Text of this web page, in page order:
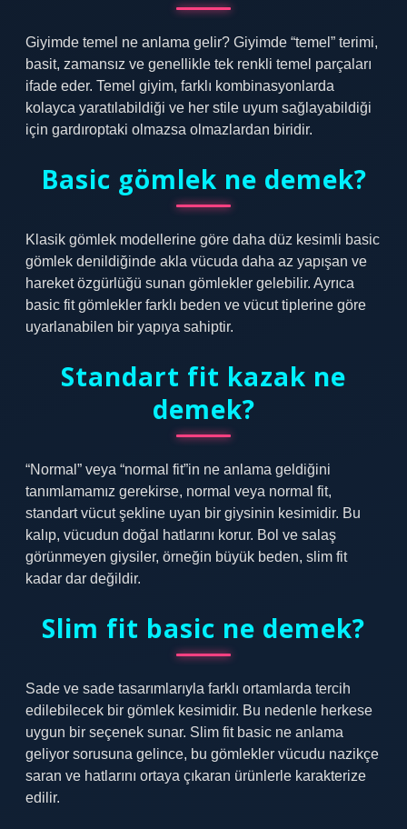
Giyimde temel ne anlama gelir? Giyimde “temel” terimi,
basit, zamansız ve genellikle tek renkli temel parçaları
ifade eder. Temel giyim, farklı kombinasyonlarda
kolayca yaratılabildiği ve her stile uyum sağlayabildiği
için gardıroptaki olmazsa olmazlardan biridir.
Basic gömlek ne demek?
Klasik gömlek modellerine göre daha düz kesimli basic
gömlek denildiğinde akla vücuda daha az yapışan ve
hareket özgürlüğü sunan gömlekler gelebilir. Ayrıca
basic fit gömlekler farklı beden ve vücut tiplerine göre
uyarlanabilen bir yapıya sahiptir.
Standart fit kazak ne
demek?
“Normal” veya “normal fit”in ne anlama geldiğini
tanımlamamız gerekirse, normal veya normal fit,
standart vücut şekline uyan bir giysinin kesimidir. Bu
kalıp, vücudun doğal hatlarını korur. Bol ve salaş
görünmeyen giysiler, örneğin büyük beden, slim fit
kadar dar değildir.
Slim fit basic ne demek?
Sade ve sade tasarımlarıyla farklı ortamlarda tercih
edilebilecek bir gömlek kesimidir. Bu nedenle herkese
uygun bir seçenek sunar. Slim fit basic ne anlama
geliyor sorusuna gelince, bu gömlekler vücudu nazikçe
saran ve hatlarını ortaya çıkaran ürünlerle karakterize
edilir.